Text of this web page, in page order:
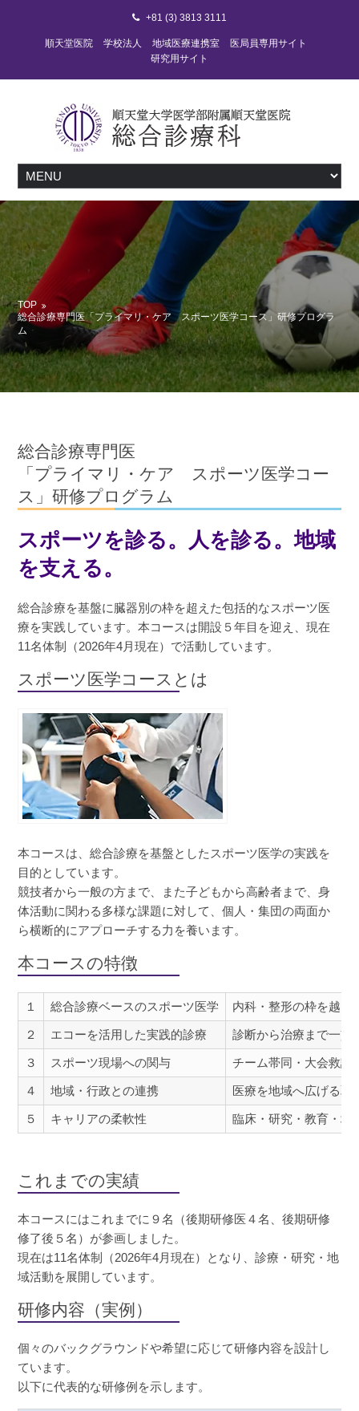
+81 (3) 3813 3111
順天堂医院 学校法人 地域医療連携室
医局員専用サイト
研究用サイト
TOP
総合診療専門医「プライマリ・ケア スポーツ医学コース」研修プログラ
ム
総合診療専門医
「プライマリ・ケア スポーツ医学コー
ス」研修プログラム
スポーツを診る。人を診る。地域
を支える。
総合診療を基盤に臓器別の枠を超えた包括的なスポーツ医
療を実践しています。本コースは開設５年目を迎え、現在
11名体制（2026年4月現在）で活動しています。
スポーツ医学コースとは
本コースは、総合診療を基盤としたスポーツ医学の実践を
目的としています。
競技者から一般の方まで、また子どもから高齢者まで、身
体活動に関わる多様な課題に対して、個人・集団の両面か
ら横断的にアプローチする力を養います。
本コースの特徴
１ 総合診療ベースのスポーツ医学 内科・整形の枠を越え
２ エコーを活用した実践的診療 診断から治療まで一貫
３ スポーツ現場への関与 チーム帯同・大会救護
４ 地域・行政との連携 医療を地域へ広げる取
５ キャリアの柔軟性 臨床・研究・教育・地
これまでの実績
本コースにはこれまでに９名（後期研修医４名、後期研修
修了後５名）が参画しました。
現在は11名体制（2026年4月現在）となり、診療・研究・地
域活動を展開しています。
研修内容（実例）
個々のバックグラウンドや希望に応じて研修内容を設計し
ています。
以下に代表的な研修例を示します。